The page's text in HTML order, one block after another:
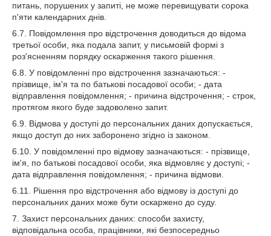
питань, порушених у запиті, не може перевищувати сорока
п'яти календарних днів.
6.7. Повідомлення про відстрочення доводиться до відома
третьої особи, яка подала запит, у письмовій формі з
роз'ясненням порядку оскарження такого рішення.
6.8. У повідомленні про відстрочення зазначаються: -
прізвище, ім'я та по батькові посадової особи; - дата
відправлення повідомлення; - причина відстрочення; - строк,
протягом якого буде задоволено запит.
6.9. Відмова у доступі до персональних даних допускається,
якщо доступ до них заборонено згідно із законом.
6.10. У повідомленні про відмову зазначаються: - прізвище,
ім'я, по батькові посадової особи, яка відмовляє у доступі; -
дата відправлення повідомлення; - причина відмови.
6.11. Рішення про відстрочення або відмову із доступі до
персональних даних може бути оскаржено до суду.
7. Захист персональних даних: способи захисту,
відповідальна особа, працівники, які безпосередньо